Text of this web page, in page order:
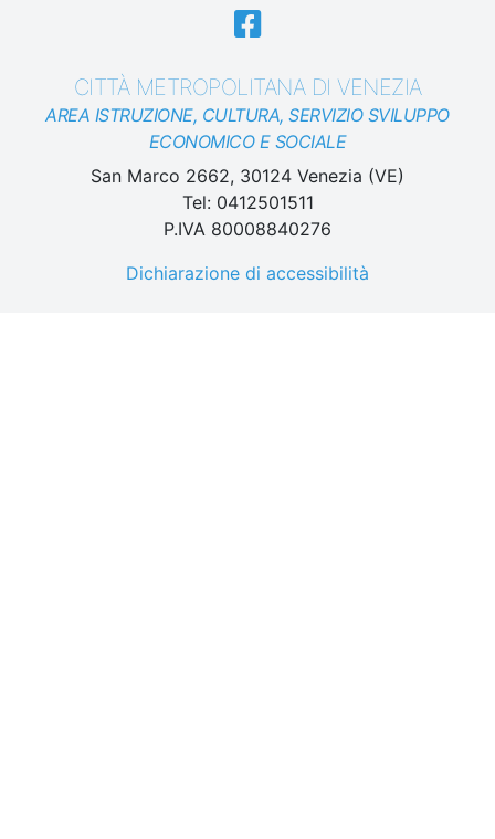
CITTÀ METROPOLITANA DI VENEZIA
AREA ISTRUZIONE, CULTURA, SERVIZIO SVILUPPO
ECONOMICO E SOCIALE
San Marco 2662, 30124 Venezia (VE)
Tel: 0412501511
P.IVA 80008840276
Dichiarazione di accessibilità